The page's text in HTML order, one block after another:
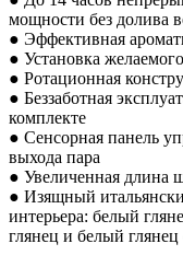
мощности без долива
● Эффективная
● Установка
● Ротационная
● Беззаботная
комплекте
● Сенсорная панель
выхода пара
● Увеличенная длина
● Изящный
интерьера: белый
глянец и белый